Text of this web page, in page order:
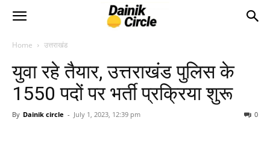
Home उत्तराखंड
युवा रहे तैयार, उत्तराखंड पुलिस के
1550 पदों पर भर्ती प्रक्रिया शुरू
By Dainik circle - July 1, 2023, 12:39 pm 0